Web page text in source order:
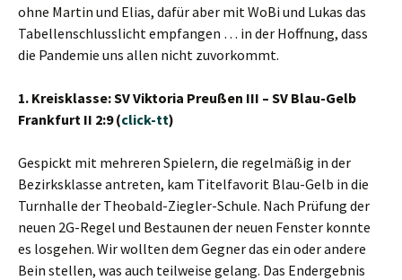
ohne Martin und Elias, dafür aber mit WoBi und Lukas das
Tabellenschlusslicht empfangen … in der Hoffnung, dass
die Pandemie uns allen nicht zuvorkommt.
1. Kreisklasse: SV Viktoria Preußen III – SV Blau-Gelb
Frankfurt II 2:9 (click-tt)
Gespickt mit mehreren Spielern, die regelmäßig in der
Bezirksklasse antreten, kam Titelfavorit Blau-Gelb in die
Turnhalle der Theobald-Ziegler-Schule. Nach Prüfung der
neuen 2G-Regel und Bestaunen der neuen Fenster konnte
es losgehen. Wir wollten dem Gegner das ein oder andere
Bein stellen, was auch teilweise gelang. Das Endergebnis